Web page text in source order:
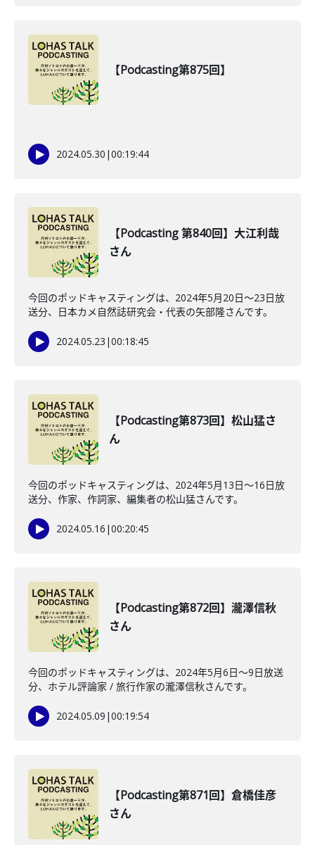
【Podcasting第875回】
2024.05.30 |00:19:44
【Podcasting 第840回】大江利哉
さん
今回のポッドキャスティングは、2024年5月20日〜23日放
送分、日本カメ自然誌研究会・代表の矢部隆さんです。
2024.05.23 |00:18:45
【Podcasting第873回】松山猛さ
ん
今回のポッドキャスティングは、2024年5月13日〜16日放
送分、作家、作詞家、編集者の松山猛さんです。
2024.05.16 |00:20:45
【Podcasting第872回】瀧澤信秋
さん
今回のポッドキャスティングは、2024年5月6日〜9日放送
分、ホテル評論家 / 旅行作家の瀧澤信秋さんです。
2024.05.09 |00:19:54
【Podcasting第871回】倉橋佳彦
さん